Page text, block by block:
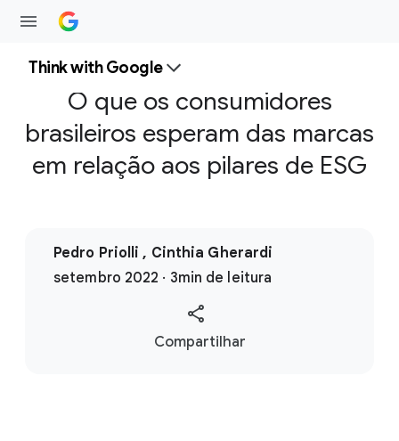
Think with Google
O que os consumidores
brasileiros esperam das marcas
em relação aos pilares de ESG
Pedro Priolli , Cinthia Gherardi
setembro 2022 · 3min de leitura
S
Compartilhar